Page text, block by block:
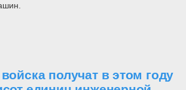
получат в этом году